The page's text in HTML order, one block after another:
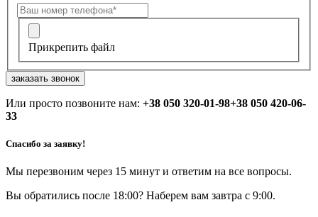
Прикрепить файл
заказать звонок
Или просто позвоните нам: +38 050 320-01-98+38 050 420-06-
33
Спасибо за заявку!
Мы перезвоним через 15 минут и ответим на все вопросы.
Вы обратились после 18:00? Наберем вам завтра с 9:00.